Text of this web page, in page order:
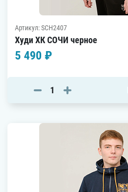
Артикул: SCH2407
Худи ХК СОЧИ черное
5 490 ₽